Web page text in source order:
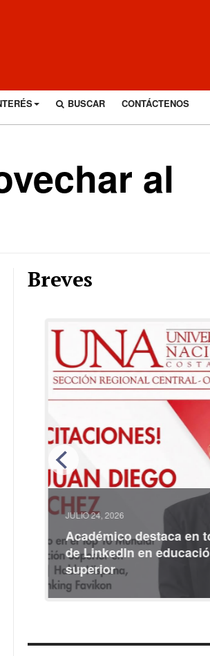
BUSCAR CONTÁCTENOS
al
Breves
JULIO 24, 2026
Académico destaca en
de LinkedIn en
superior